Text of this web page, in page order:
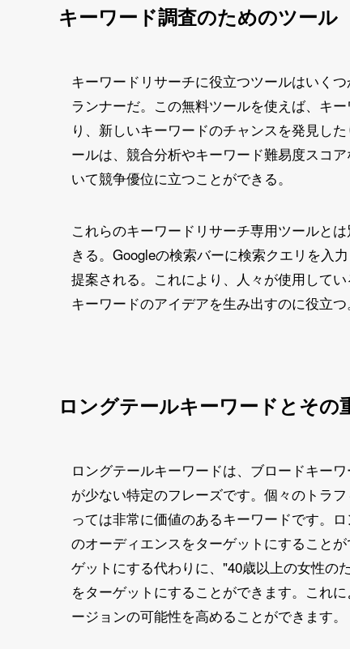
キーワード調査のためのツール
キーワードリサーチに役立つツールはいく
ランナーだ。この無料ツールを使えば、キ
り、新しいキーワードのチャンスを発見し
ールは、競合分析やキーワード難易度スコ
いて競争優位に立つことができる。
これらのキーワードリサーチ専用ツールと
きる。Googleの検索バーに検索クエリを入
提案される。これにより、人々が使用して
キーワードのアイデアを生み出すのに役立つ。
ロングテールキーワードとその
ロングテールキーワードは、ブロードキー
が少ない特定のフレーズです。個々のトラ
っては非常に価値のあるキーワードです。
のオーディエンスをターゲットにすること
ゲットにする代わりに、"40歳以上の女性の
をターゲットにすることができます。これ
ージョンの可能性を高めることができます。